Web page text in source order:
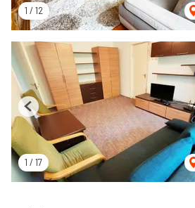
1 / 12
1 / 17
Previous